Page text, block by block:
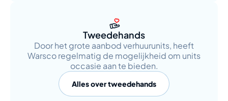
Tweedehands
Door het grote aanbod verhuurunits, heeft
Warsco regelmatig de mogelijkheid om units
occasie aan te bieden.
Alles over tweedehands